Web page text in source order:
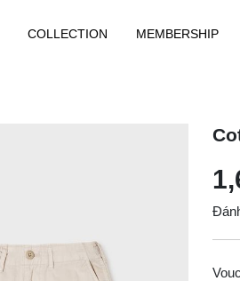
COLLECTION MEMBERSHIP